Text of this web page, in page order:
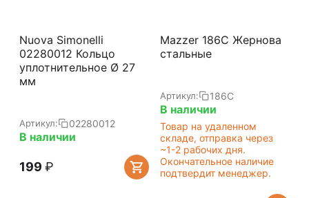
Nuova Simonelli
02280012 Кольцо
уплотнительное Ø 27
мм
Артикул: 02280012
В наличии
‍199‍ ₽
Mazzer 186C Жернова
стальные
Артикул: 186C
В наличии
Товар на удаленном
складе, отправка через
~1-2 рабочих дня.
Окончательное наличие
подтвердит менеджер.